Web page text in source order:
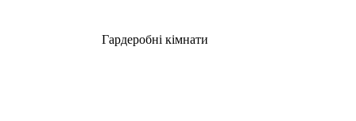
Гардеробні кімнати